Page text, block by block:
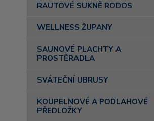
RAUTOVÉ SUKNĚ RODOS
WELLNESS ŽUPANY
SAUNOVÉ PLACHTY A
PROSTĚRADLA
SVÁTEČNÍ UBRUSY
KOUPELNOVÉ A PODLAHOVÉ
PŘEDLOŽKY